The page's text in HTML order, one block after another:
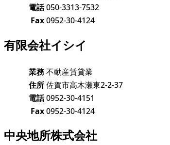
電話050-3313-7532
Fax0952-30-4124
有限会社イシイ
業務不動産賃貸業
住所佐賀市高木瀬東2-2-37
電話0952-30-4151
Fax0952-30-4124
中央地所株式会社